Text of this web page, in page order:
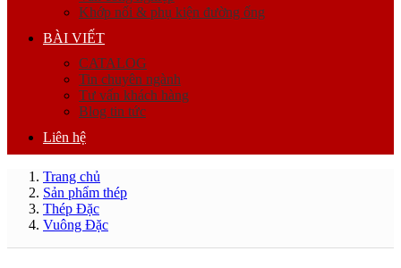
Khớp nối & phụ kiện đường ống
BÀI VIẾT
CATALOG
Tin chuyên ngành
Tư vấn khách hàng
Blog tin tức
Liên hệ
Trang chủ
Sản phẩm thép
Thép Đặc
Vuông Đặc